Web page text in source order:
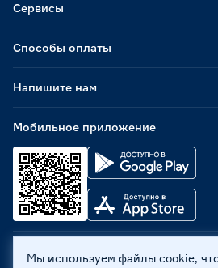
Способы оплаты
Мобильное приложение
Сервисы
Напишите нам
ООО «Бауцентр Рус» 2004 -2026,
Мы используем файлы cookie,